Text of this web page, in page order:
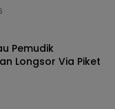
Pemudik
Longsor Via Piket